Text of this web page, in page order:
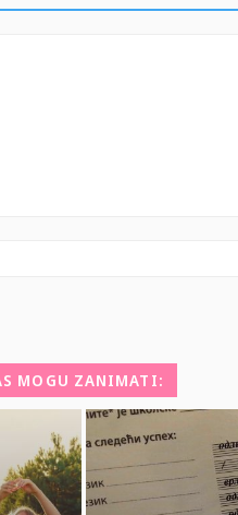
MOGU ZANIMATI: